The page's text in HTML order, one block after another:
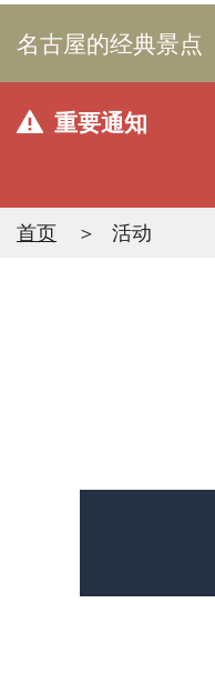
名古屋的经典景点
重要通知
首页 活动